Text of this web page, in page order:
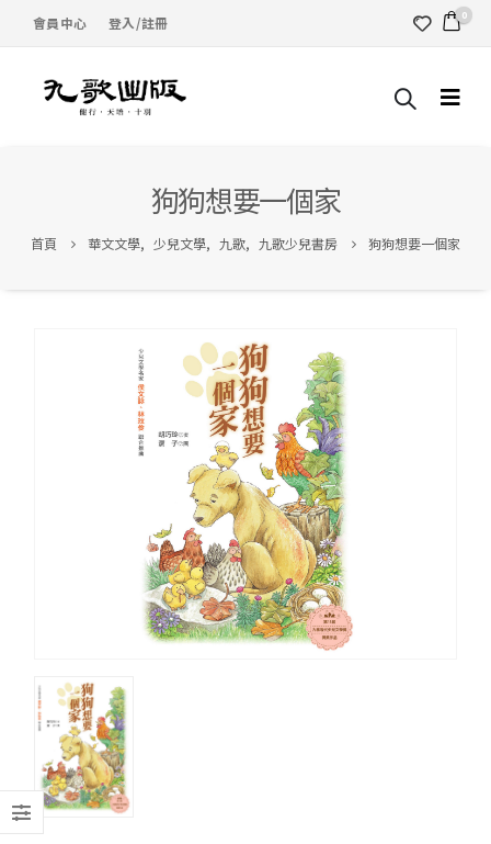
會員中心 登入/註冊 0
狗狗想要一個家
首頁 華文文學, 少兒文學, 九歌, 九歌少兒書房 狗狗想要一個家